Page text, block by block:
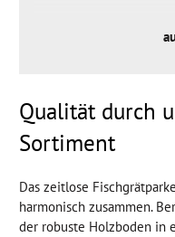
Die Oberfläche
Andere
Qualität durch
Sortiment
Das zeitlose
harmonisch zusammen.
der robuste Holzboden in